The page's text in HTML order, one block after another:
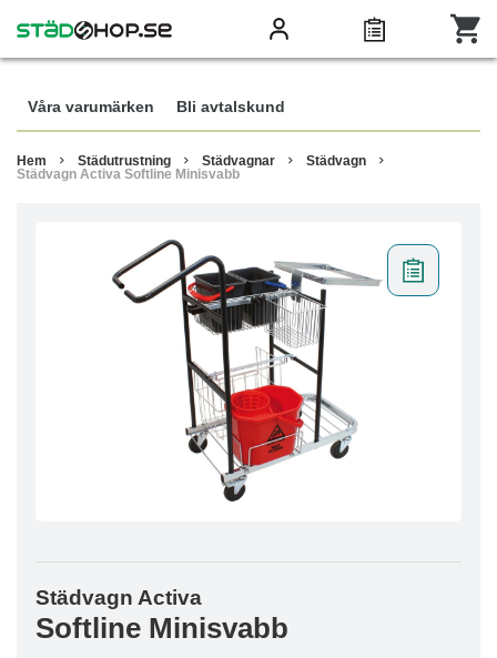
Våra varumärken Bli avtalskund
Hem Städutrustning Städvagnar
Städvagn
Städvagn Activa Softline Minisvabb
Städvagn Activa
Softline Minisvabb